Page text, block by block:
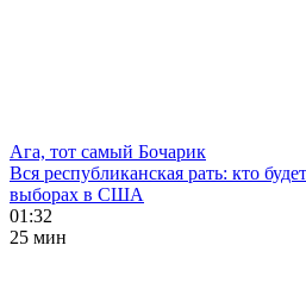
Ага, тот самый Бочарик
Вся республиканская рать: кто
выборах в США
01:32
25 мин